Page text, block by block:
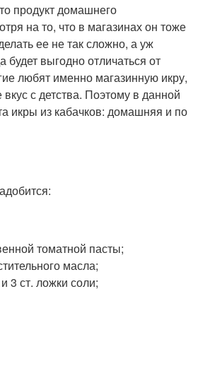
продукт домашнего
на то, что в магазинах он тоже
ее не так сложно, а уж
будет выгодно отличаться от
любят именно магазинную икру,
с детства. Поэтому в данной
икры из кабачков: домашняя и по
томатной пасты;
масла;
3 ст. ложки соли;